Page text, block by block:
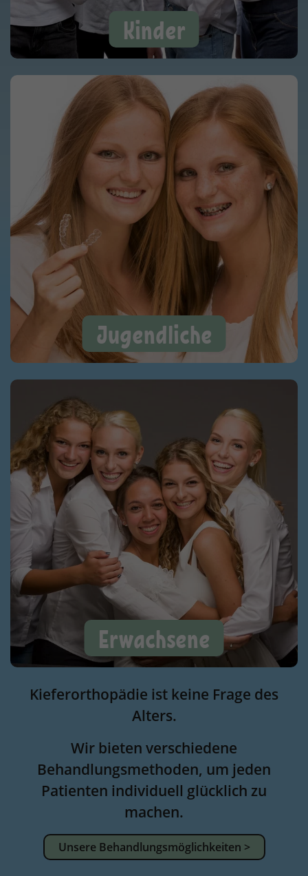
Kinder
Jugendliche
Erwachsene
Kieferorthopädie ist keine Frage des
Alters.
Wir bieten verschiedene
Behandlungsmethoden, um jeden
Patienten individuell glücklich zu
machen.
Unsere Behandlungsmöglichkeiten >